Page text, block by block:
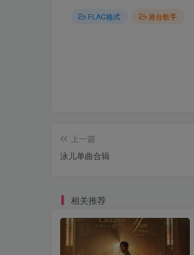
FLAC格式 港台歌手
上一篇
泳儿单曲合辑
相关推荐